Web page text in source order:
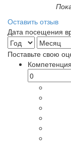
Оставить отзыв
Дата посещения
Поставьте свою
Компетенция